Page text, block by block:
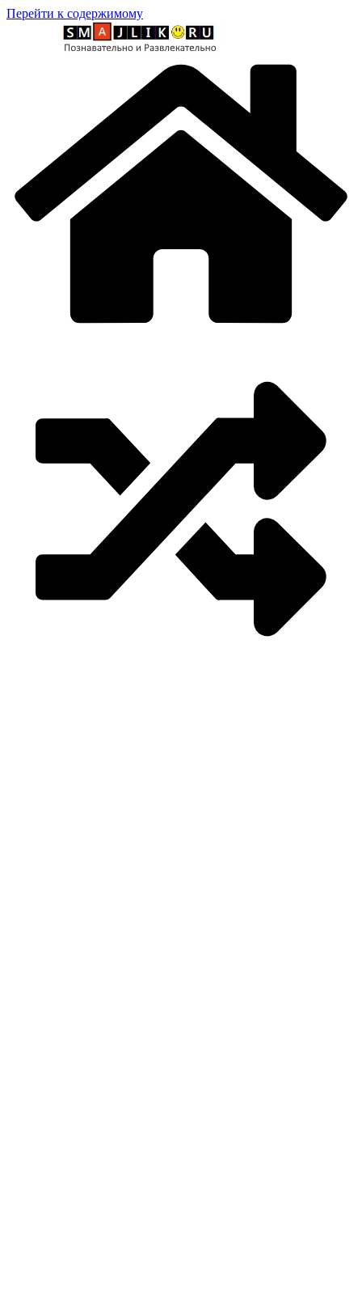
Перейти к содержимому